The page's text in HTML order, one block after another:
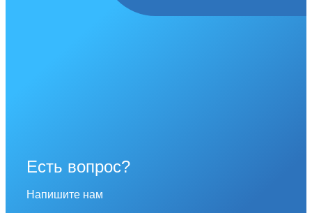
Есть вопрос?
Напишите нам